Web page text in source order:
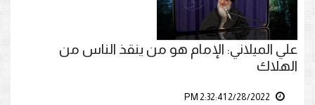
علي الميلاني: الإمام هو من ينقذ الناس من
الهلاك